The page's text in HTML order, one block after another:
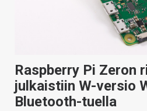
HAKU
Raspberry Pi Zeron
julkaistiin W-versio
Bluetooth-tuella